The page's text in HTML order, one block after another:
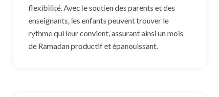
flexibilité. Avec le soutien des parents et des
enseignants, les enfants peuvent trouver le
rythme qui leur convient, assurant ainsi un mois
de Ramadan productif et épanouissant.